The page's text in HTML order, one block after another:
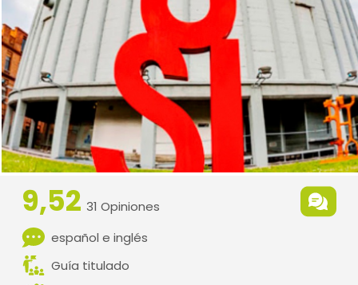
9,52 31 Opiniones
español e inglés
Guía titulado